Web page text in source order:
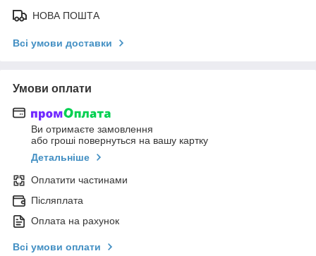
НОВА ПОШТА
Всі умови доставки
Умови оплати
Ви отримаєте замовлення
або гроші повернуться на вашу картку
Детальніше
Оплатити частинами
Післяплата
Оплата на рахунок
Всі умови оплати